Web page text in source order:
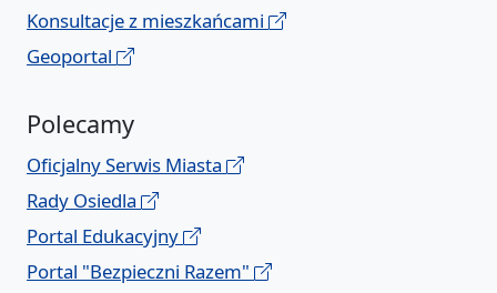
Konsultacje z mieszkańcami
Geoportal
Polecamy
Oficjalny Serwis Miasta
Rady Osiedla
Portal Edukacyjny
Portal "Bezpieczni Razem"